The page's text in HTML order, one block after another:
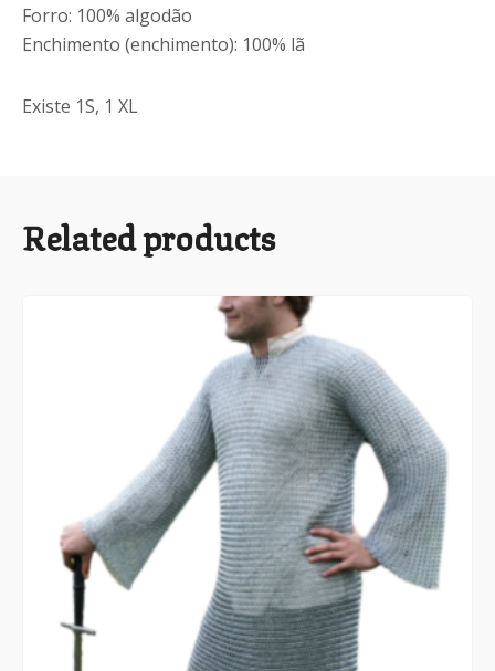
Forro: 100% algodão
Enchimento (enchimento): 100% lã
Existe 1S, 1 XL
Related products